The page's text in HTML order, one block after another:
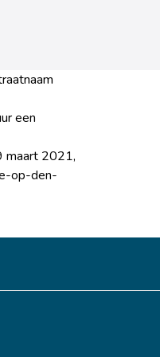
een
maart 2021,
op-den-